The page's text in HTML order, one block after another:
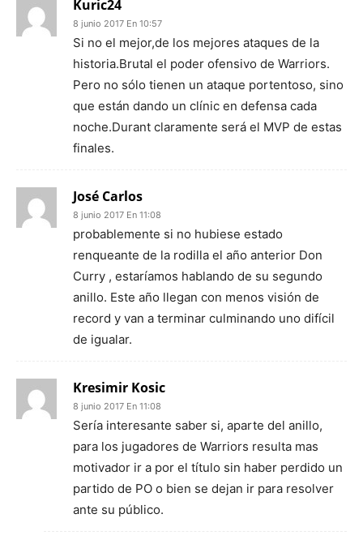
Kuric24
8 junio 2017 En 10:57
Si no el mejor,de los mejores ataques de la
historia.Brutal el poder ofensivo de Warriors.
Pero no sólo tienen un ataque portentoso, sino
que están dando un clínic en defensa cada
noche.Durant claramente será el MVP de estas
finales.
José Carlos
8 junio 2017 En 11:08
probablemente si no hubiese estado
renqueante de la rodilla el año anterior Don
Curry , estaríamos hablando de su segundo
anillo. Este año llegan con menos visión de
record y van a terminar culminando uno difícil
de igualar.
Kresimir Kosic
8 junio 2017 En 11:08
Sería interesante saber si, aparte del anillo,
para los jugadores de Warriors resulta mas
motivador ir a por el título sin haber perdido un
partido de PO o bien se dejan ir para resolver
ante su público.